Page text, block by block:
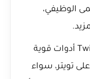
الوظيفي،
تقدم Twitter Ads أدوات قوية
تويتر، سواء